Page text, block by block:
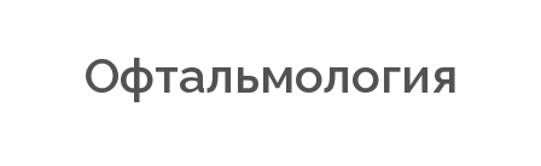
Офтальмология